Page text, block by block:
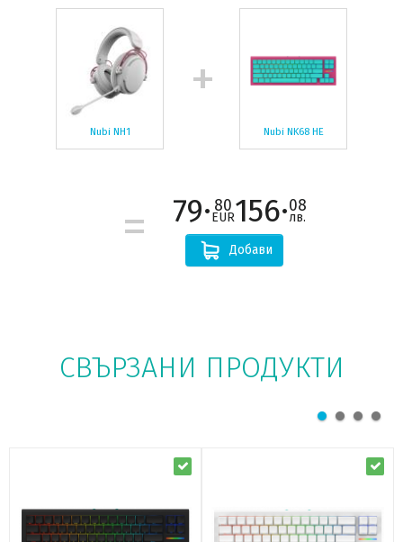
Nubi NH1 Nubi NK68 HE
79· 80
EUR156·08
лв.
Добави
СВЪРЗАНИ ПРОДУКТИ